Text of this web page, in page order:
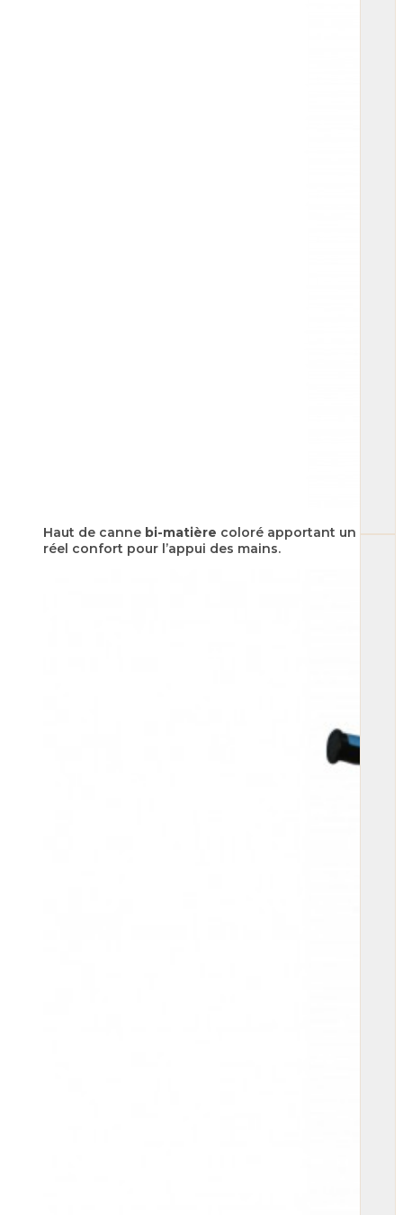
Haut de canne bi-matière coloré apportant un
réel confort pour l’appui des mains.